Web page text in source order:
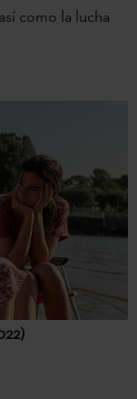
como la lucha